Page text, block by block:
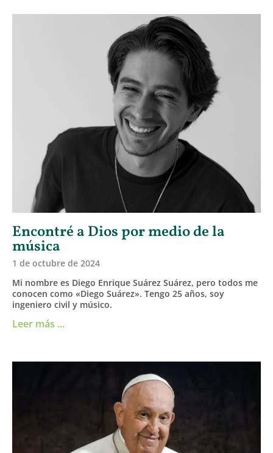
Encontré a Dios por medio de la
música
1 de octubre de 2024
Mi nombre es Diego Enrique Suárez Suárez, pero todos me
conocen como «Diego Suárez». Tengo 25 años, soy
ingeniero civil y músico.
Leer más ...